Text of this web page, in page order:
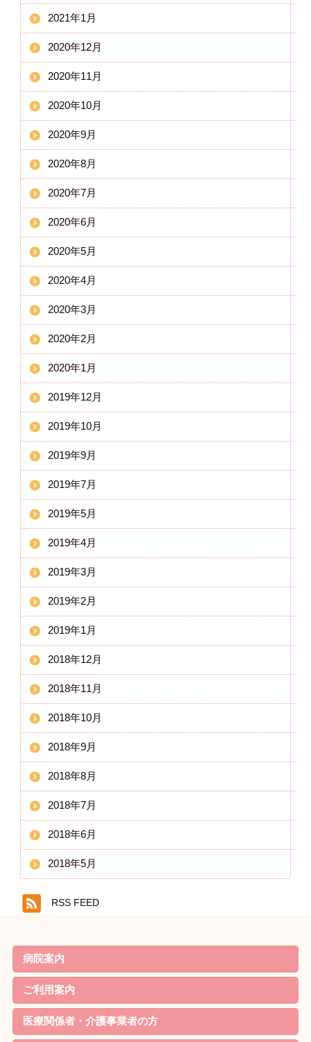
2021年1月
2020年12月
2020年11月
2020年10月
2020年9月
2020年8月
2020年7月
2020年6月
2020年5月
2020年4月
2020年3月
2020年2月
2020年1月
2019年12月
2019年10月
2019年9月
2019年7月
2019年5月
2019年4月
2019年3月
2019年2月
2019年1月
2018年12月
2018年11月
2018年10月
2018年9月
2018年8月
2018年7月
2018年6月
2018年5月
RSS FEED
病院案内
院長ごあいさつ
基本理念・基本方針
患者様の権利と責務・子ども憲章
病院機能評価の認定
概要・沿革
当院の特徴
診療案内
病院実績
職員体制・部門紹介
対象疾患
ご利用案内
リハビリのご案内
外来について
家族教室
定期便
入院について
お見舞いの方
院内無料Wi-Fi利用規約
医療関係者・介護事業者の方